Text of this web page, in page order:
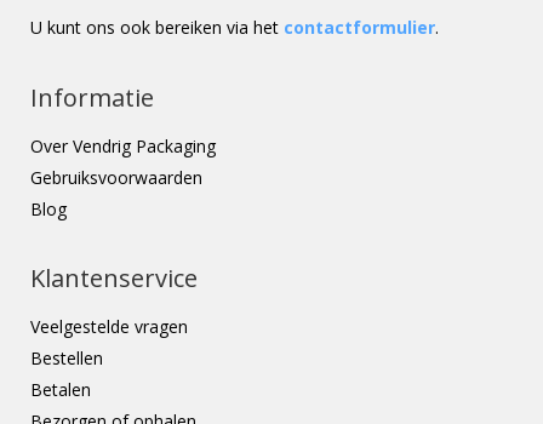
U kunt ons ook bereiken via het contactformulier.
Informatie
Over Vendrig Packaging
Gebruiksvoorwaarden
Blog
Klantenservice
Veelgestelde vragen
Bestellen
Betalen